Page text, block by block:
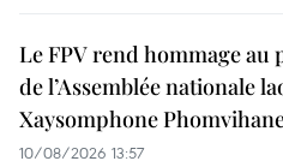
Le FPV rend hommage au
de l’Assemblée nationale
Xaysomphone
10/08/2026 13:57